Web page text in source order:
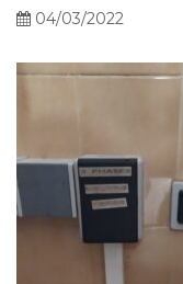
04/03/2022